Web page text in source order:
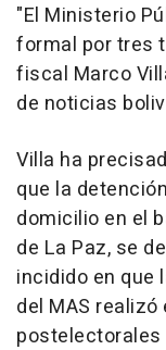
"El Ministerio
formal por tres
fiscal Marco
de noticias
Villa ha
que la
domicilio en el
de La Paz, se
incidido en que
del MAS
postelectorales